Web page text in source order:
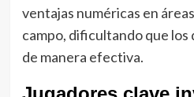
ventajas numéricas en
campo, dificultando que
de manera efectiva.